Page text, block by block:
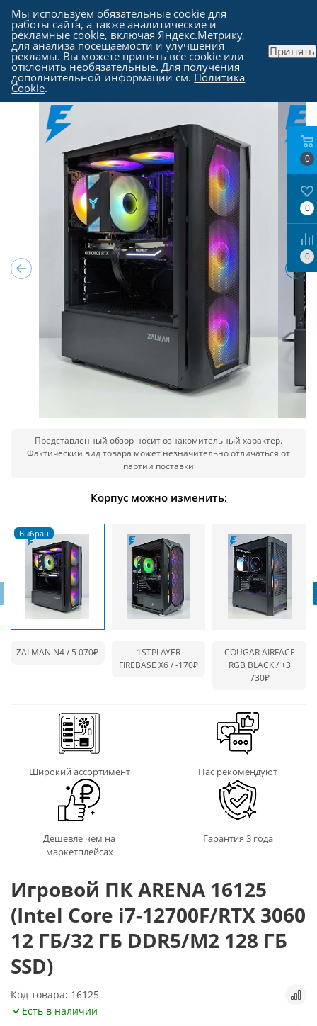
Каталог - Компьютеры в Москве
Представленный обзор носит ознакомительный характер.
Фактический вид товара может незначительно отличаться от
партии поставки
Корпус можно изменить:
ZALMAN N4 / 5 070₽
1STPLAYER
FIREBASE X6 /-170₽
COUGAR AIRFACE
RGB BLACK /+3
730₽
Широкий ассортимент Нас рекомендуют
Дешевле чем на
маркетплейсах
Гарантия 3 года
Игровой ПК ARENA 16125
(Intel Core i7-12700F/RTX 3060
12 ГБ/32 ГБ DDR5/M2 128 ГБ
SSD)
Код товара: 16125
Есть в наличии
0
0
0
Мы используем обязательные cookie для
работы сайта, а также аналитические и
рекламные cookie, включая Яндекс.Метрику,
для анализа посещаемости и улучшения
рекламы. Вы можете принять все cookie или
отклонить необязательные. Для получения
дополнительной информации см. Политика
Cookie.
Принять